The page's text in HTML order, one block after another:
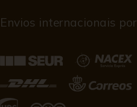
Envios internacionais por